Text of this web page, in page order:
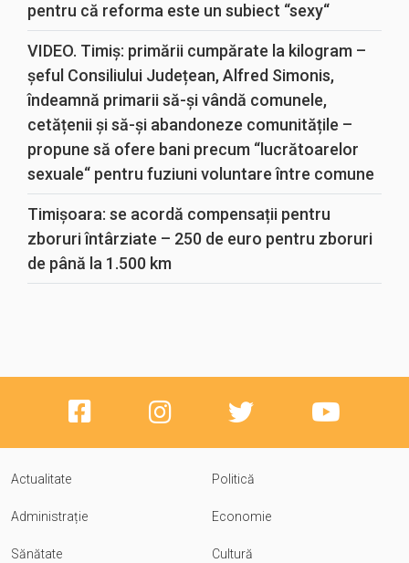
pentru că reforma este un subiect “sexy“
VIDEO. Timiș: primării cumpărate la kilogram –
șeful Consiliului Județean, Alfred Simonis,
îndeamnă primarii să-și vândă comunele,
cetățenii și să-și abandoneze comunitățile –
propune să ofere bani precum “lucrătoarelor
sexuale“ pentru fuziuni voluntare între comune
Timișoara: se acordă compensații pentru
zboruri întârziate – 250 de euro pentru zboruri
de până la 1.500 km
Actualitate Politică
Administrație Economie
Sănătate Cultură